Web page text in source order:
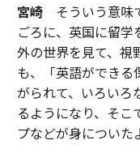
宮崎そういう意味
ごろに、英国に留学
外の世界を見て、視
も、「英語ができる
がられて、いろいろ
るようになり、そこ
プなどが身についた